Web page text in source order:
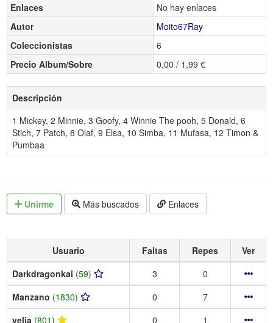
Enlaces
No hay enlaces
Autor
Moito67Ray
Coleccionistas
6
Precio Album/Sobre
0,00 / 1,99 €
Descripción
1 Mickey, 2 Minnie, 3 Goofy, 4 Winnie The pooh, 5 Donald, 6
Stich, 7 Patch, 8 Olaf, 9 Elsa, 10 Simba, 11 Mufasa, 12 Timon &
Pumbaa
Unirme Más buscados Enlaces
Usuario Faltas Repes
Ver
Darkdragonkai (59) 3
0
Manzano (1830) 0
7
yelia (801) 0 1